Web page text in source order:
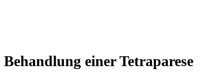
Behandlung einer Tetraparese